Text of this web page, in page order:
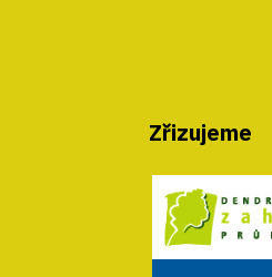
Zřizujeme